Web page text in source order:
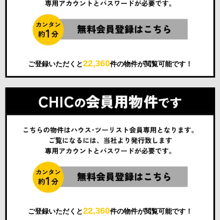
ご登録いただくと22,360件の物件が閲覧可能です！
ご登録いただくと22,360件の物件が閲覧可能です！